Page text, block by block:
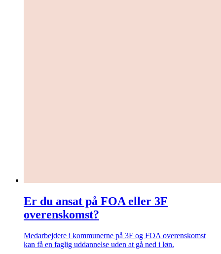
Er du ansat på FOA eller 3F
overenskomst?
Medarbejdere i kommunerne på 3F og FOA overenskomst
kan få en faglig uddannelse uden at gå ned i løn.